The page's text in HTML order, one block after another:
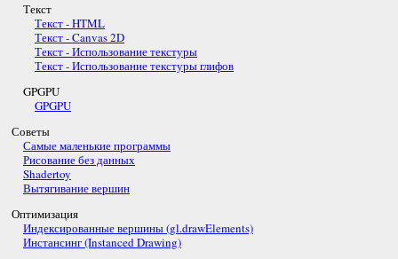
Текст
Текст - HTML
Текст - Canvas 2D
Текст - Использование текстуры
Текст - Использование текстуры глифов
GPGPU
GPGPU
Советы
Самые маленькие программы
Рисование без данных
Shadertoy
Вытягивание вершин
Оптимизация
Индексированные вершины (gl.drawElements)
Инстансинг (Instanced Drawing)